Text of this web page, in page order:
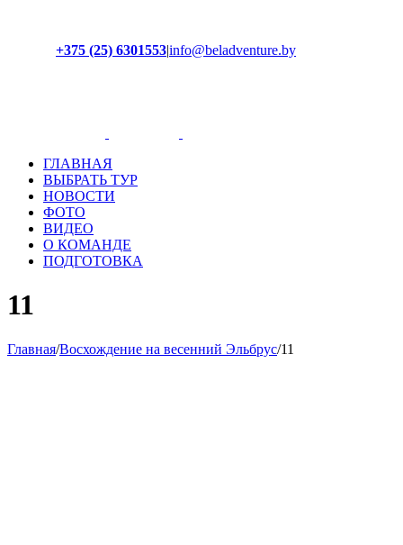
+375 (25) 6301553|info@beladventure.by
ГЛАВНАЯ
ВЫБРАТЬ ТУР
НОВОСТИ
ФОТО
ВИДЕО
О КОМАНДЕ
ПОДГОТОВКА
11
Главная/Восхождение на весенний Эльбрус/11